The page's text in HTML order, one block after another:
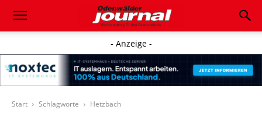
- Anzeige -
Start Schlagworte Hetzbach